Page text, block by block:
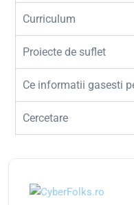
Curriculum
Proiecte de suflet
Ce informatii gasesti
Cercetare